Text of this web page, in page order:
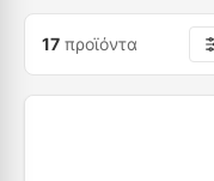
17 προϊόντα